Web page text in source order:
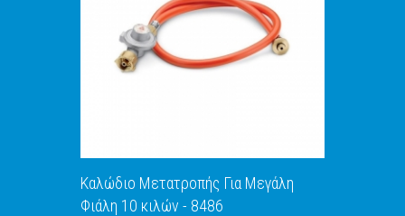
Καλώδιο Μετατροπής Για Μεγάλη
Φιάλη 10 κιλών - 8486